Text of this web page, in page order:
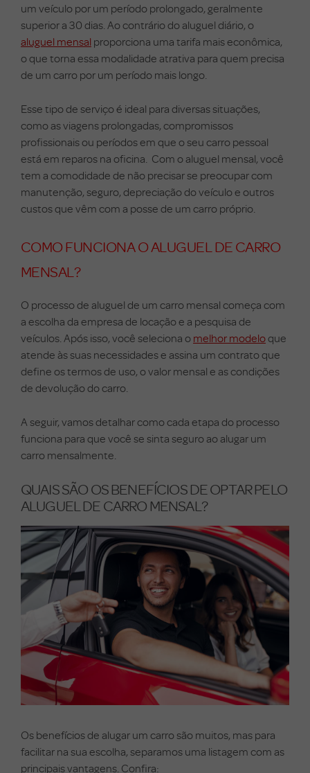
um veículo por um período prolongado, geralmente
superior a 30 dias. Ao contrário do aluguel diário, o
aluguel mensal proporciona uma tarifa mais econômica,
o que torna essa modalidade atrativa para quem precisa
de um carro por um período mais longo.
Esse tipo de serviço é ideal para diversas situações,
como as viagens prolongadas, compromissos
profissionais ou períodos em que o seu carro pessoal
está em reparos na oficina. Com o aluguel mensal, você
tem a comodidade de não precisar se preocupar com
manutenção, seguro, depreciação do veículo e outros
custos que vêm com a posse de um carro próprio.
COMO FUNCIONA O ALUGUEL DE CARRO
MENSAL?
O processo de aluguel de um carro mensal começa com
a escolha da empresa de locação e a pesquisa de
veículos. Após isso, você seleciona o melhor modeloque
atende às suas necessidades e assina um contrato que
define os termos de uso, o valor mensal e as condições
de devolução do carro.
A seguir, vamos detalhar como cada etapa do processo
funciona para que você se sinta seguro ao alugar um
carro mensalmente.
QUAIS SÃO OS BENEFÍCIOS DE OPTAR PELO
ALUGUEL DE CARRO MENSAL?
Os benefícios de alugar um carro são muitos, mas para
facilitar na sua escolha, separamos uma listagem com as
principais vantagens. Confira: